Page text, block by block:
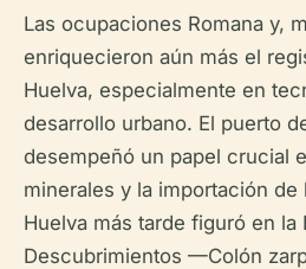
Las ocupaciones Romana y,
enriquecieron aún más el
Huelva, especialmente en
desarrollo urbano. El puerto
desempeñó un papel crucial
minerales y la importación
Huelva más tarde figuró en la
Descubrimientos —Colón